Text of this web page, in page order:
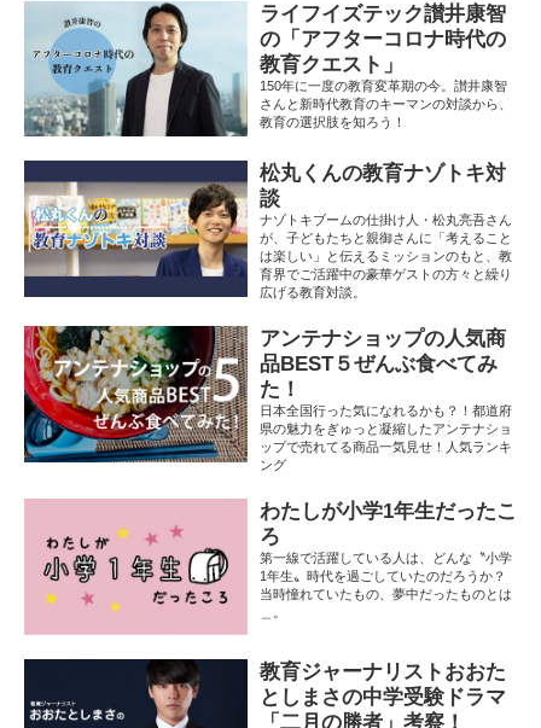
ライフイズテック讃井康智
の「アフターコロナ時代の
教育クエスト」
150年に一度の教育変革期の今。讃井康智
さんと新時代教育のキーマンの対談から、
教育の選択肢を知ろう！
松丸くんの教育ナゾトキ対
談
ナゾトキブームの仕掛け人・松丸亮吾さん
が、子どもたちと親御さんに「考えること
は楽しい」と伝えるミッションのもと、教
育界でご活躍中の豪華ゲストの方々と繰り
広げる教育対談。
アンテナショップの人気商
品BEST５ぜんぶ食べてみ
た！
日本全国行った気になれるかも？！都道府
県の魅力をぎゅっと凝縮したアンテナショ
ップで売れてる商品一気見せ！人気ランキ
ング
わたしが小学1年生だったこ
ろ
第一線で活躍している人は、どんな〝小学
1年生〟時代を過ごしていたのだろうか？
当時憧れていたもの、夢中だったものとは
＿。
教育ジャーナリストおおた
としまさの中学受験ドラマ
「二月の勝者」考察！